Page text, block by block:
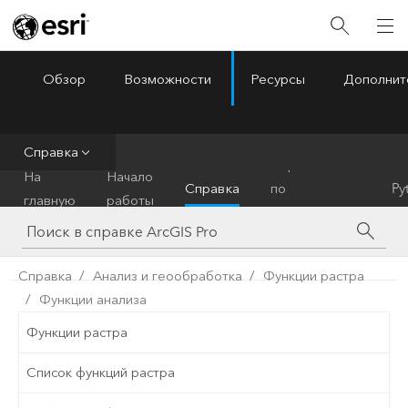
ArcGIS Pro
Обзор Возможности Ресурсы
Справка
На
главную
Начало
работы
Справка
по
инструментам
Справка Анализ и геообработка
Функции растра
Функции анализа
Функции растра
Список функций растра